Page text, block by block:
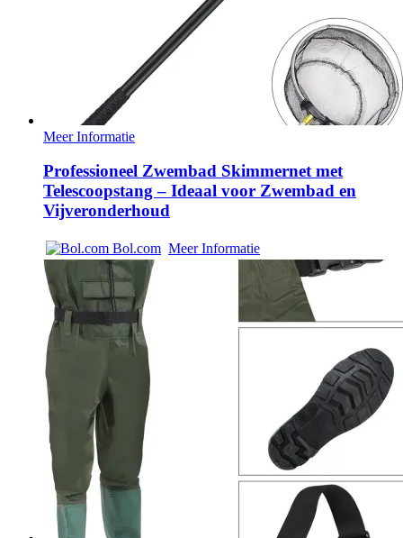
Meer Informatie
Professioneel Zwembad Skimmernet met
Telescoopstang – Ideaal voor Zwembad en
Vijveronderhoud
Bol.com Meer Informatie